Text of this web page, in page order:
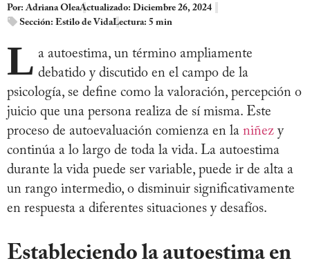
Por:Adriana OleaActualizado: Diciembre 26, 2024
Sección: Estilo de VidaLectura: 5 min
L a autoestima, un término ampliamente
debatido y discutido en el campo de la
psicología, se define como la valoración, percepción o
juicio que una persona realiza de sí misma. Este
proceso de autoevaluación comienza en la niñez y
continúa a lo largo de toda la vida. La autoestima
durante la vida puede ser variable, puede ir de alta a
un rango intermedio, o disminuir significativamente
en respuesta a diferentes situaciones y desafíos.
Estableciendo la autoestima en